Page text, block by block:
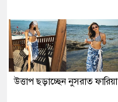
উত্তাপ ছড়াচ্ছেন নুসরাত ফারিয়া